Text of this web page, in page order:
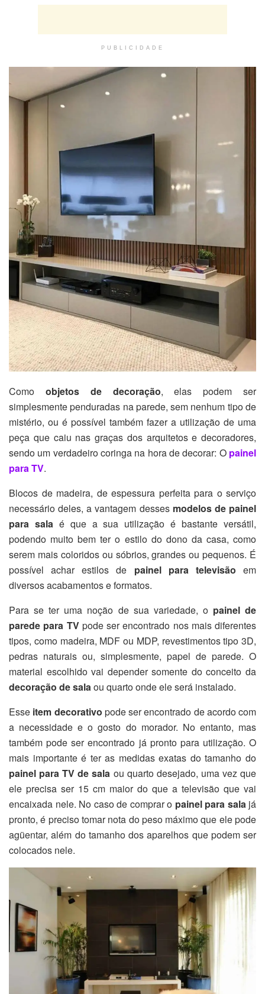
PUBLICIDADE
Como objetos de decoração, elas podem ser
simplesmente penduradas na parede, sem nenhum tipo de
mistério, ou é possível também fazer a utilização de uma
peça que caiu nas graças dos arquitetos e decoradores,
sendo um verdadeiro coringa na hora de decorar: O painel
para TV.
Blocos de madeira, de espessura perfeita para o serviço
necessário deles, a vantagem desses modelos de painel
para salaé que a sua utilização é bastante versátil,
podendo muito bem ter o estilo do dono da casa, como
serem mais coloridos ou sóbrios, grandes ou pequenos. É
possível achar estilos de painel para televisão em
diversos acabamentos e formatos.
Para se ter uma noção de sua variedade, o painel de
parede para TVpode ser encontrado nos mais diferentes
tipos, como madeira, MDF ou MDP, revestimentos tipo 3D,
pedras naturais ou, simplesmente, papel de parede. O
material escolhido vai depender somente do conceito da
decoração de salaou quarto onde ele será instalado.
Esse item decorativo pode ser encontrado de acordo com
a necessidade e o gosto do morador. No entanto, mas
também pode ser encontrado já pronto para utilização. O
mais importante é ter as medidas exatas do tamanho do
painel para TV de sala ou quarto desejado, uma vez que
ele precisa ser 15 cm maior do que a televisão que vai
encaixada nele. No caso de comprar o painel para salajá
pronto, é preciso tomar nota do peso máximo que ele pode
agüentar, além do tamanho dos aparelhos que podem ser
colocados nele.